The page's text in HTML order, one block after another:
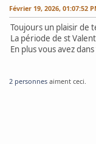
Février 19, 2026, 01:07:52
Toujours un plaisir de
La période de st
En plus vous avez
2 personnes aiment ceci.